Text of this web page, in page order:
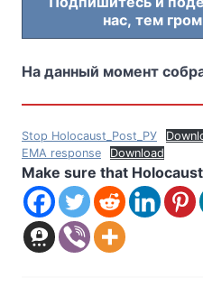
нас, тем
На данный момент
Stop Holocaust_Post_РУ
EMA response
Download
Make sure that